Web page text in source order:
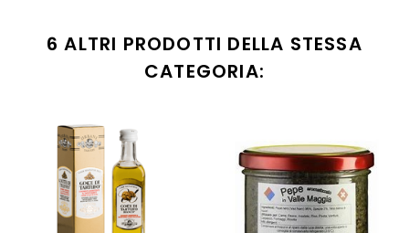
6 ALTRI PRODOTTI DELLA STESSA
CATEGORIA: